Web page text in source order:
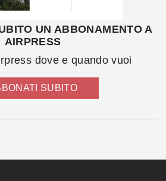
UN ABBONAMENTO A
AIRPRESS
dove e quando vuoi
SUBITO